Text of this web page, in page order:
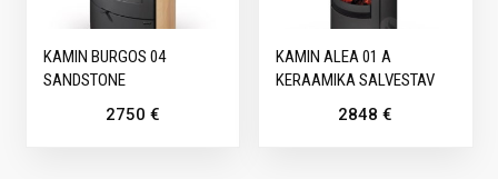
KAMIN BURGOS 04
SANDSTONE
2750 €
KAMIN ALEA 01 A
KERAAMIKA SALVESTAV
2848€